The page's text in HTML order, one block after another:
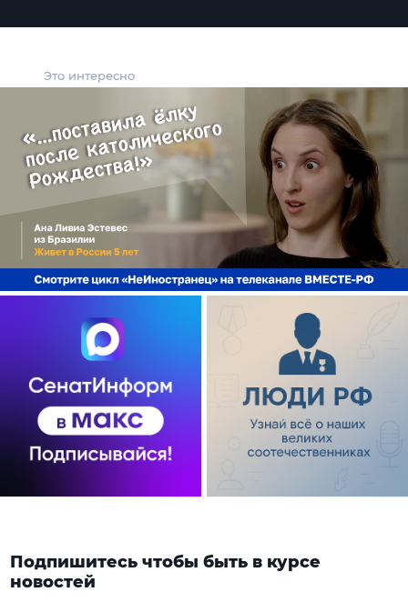
Это интересно
Подпишитесь чтобы быть в курсе
новостей